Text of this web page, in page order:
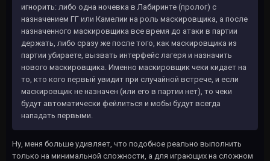
игнорить: либо одна ночевка в Лабиринте (пролог) с
назначением ГГ или Камелии на роль маскировщика, а после
назначенного маскировщика все время до атаки в партии
держать, либо сразу же после того, как маскировщика из
партии убираете, вызвать интерфейс лагеря и назначить
нового маскировщика. Именно маскировщик чеки кидает на
то, кто кого первый увидит при случайной встрече, и если
маскировщик не назначен (или его в партии нет), то чеки
будут автоматически фейлиться и мобы будут всегда
нападать первыми.
Ну, меня больше удивляет, что подобное реально выполнить
только на минимальной сложности, а для играющих на сложном